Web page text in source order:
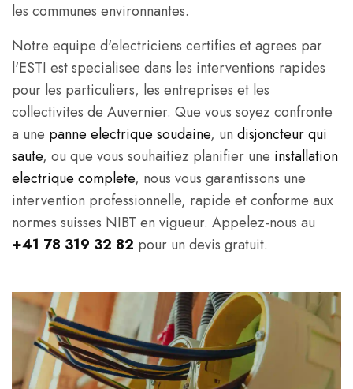
les communes environnantes.
Notre equipe d'electriciens certifies et agrees par
l'ESTI est specialisee dans les interventions rapides
pour les particuliers, les entreprises et les
collectivites de Auvernier. Que vous soyez confronte
a une panne electrique soudaine, un disjoncteur qui
saute, ou que vous souhaitiez planifier une installation
electrique complete, nous vous garantissons une
intervention professionnelle, rapide et conforme aux
normes suisses NIBT en vigueur. Appelez-nous au
+41 78 319 32 82 pour un devis gratuit.